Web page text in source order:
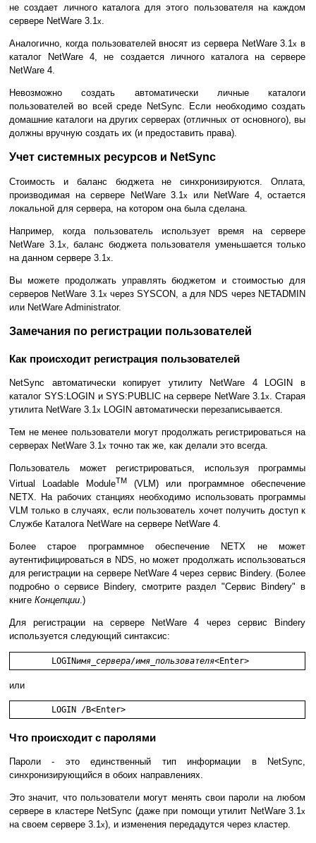
не создает личного каталога для этого пользователя на каждом
сервере NetWare 3.1x
Аналогично, когда пользователей вносят из сервера NetWare 3.1x в
каталог NetWare 4, не создается личного каталога на сервере
NetWare 4.
Невозможно создать автоматически личные каталоги
пользователей во всей среде NetSync. Если необходимо создать
домашние каталоги на других серверах (отличных от основного), вы
должны вручную создать их (и предоставить права).
Учет системных ресурсов и NetSync
Стоимость и баланс бюджета не синхронизируются. Оплата,
производимая на сервере NetWare 3.1x
или NetWare 4, остается
локальной для сервера, на котором она была сделана.
Например, когда пользователь использует время на сервере
NetWare 3.1x
, баланс бюджета пользователя уменьшается только
на данном сервере 3.1x
Вы можете продолжать управлять бюджетом и стоимостью для
серверов NetWare 3.1x через SYSCON, а для NDS через NETADMIN
или NetWare Administrator.
Замечания по регистрации пользователей
Как происходит регистрация пользователей
NetSync автоматически копирует утилиту NetWare 4 LOGIN в
каталог SYS:LOGIN и SYS:PUBLIC на сервере NetWare 3.1x
. Старая
утилита NetWare 3.1x LOGIN автоматически перезаписывается.
Тем не менее пользователи могут продолжать регистрироваться на
серверах NetWare 3.1x точно так же, как делали это всегда.
Пользователь может регистрироваться, используя программы
Virtual Loadable ModuleTM
(VLM) или программное обеспечение
NETX. На рабочих станциях необходимо использовать программы
VLM только в случаях, если пользователь хочет получить доступ к
Службе Каталога NetWare на сервере NetWare 4.
Более старое программное обеспечение NETX не может
аутентифицироваться в NDS, но может продолжать использоваться
для регистрации на сервере NetWare 4 через сервис Bindery. (Более
подробно о сервисе Bindery, смотрите раздел "Сервис Bindery" в
книге Концепции.)
Для регистрации на сервере NetWare 4 через сервис Bindery
используется следующий синтаксис:
	LOGIN
имя_сервера/имя_пользователя
или
Что происходит с паролями
Пароли - это единственный тип информации в NetSync,
синхронизирующийся в обоих направлениях.
Это значит, что пользователи могут менять свои пароли на любом
сервере в кластере NetSync (даже при помощи утилит NetWare 3.1x
на своем сервере 3.1x), и изменения передадутся через кластер.